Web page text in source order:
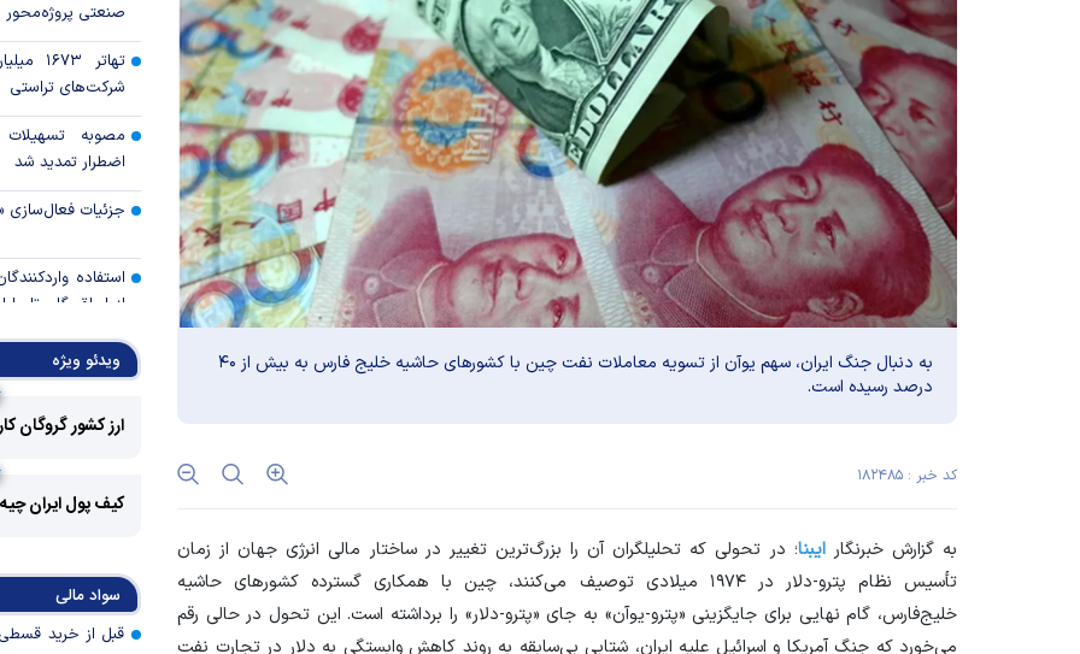
به دنبال جنگ ایران،‌ سهم یوآن از تسویه معاملات نفت چین با کشور‌های حاشیه خلیج فارس به بیش از ۴۰
درصد رسیده است.
کد خبر : ۱۸۲۴۸۵
به گزارش خبرنگارایبنا؛ در تحولی که تحلیلگران آن را بزرگ‌ترین تغییر در ساختار مالی انرژی جهان از زمان
تأسیس نظام پترو-دلار در ۱۹۷۴ میلادی توصیف می‌کنند، چین با همکاری گسترده کشور‌های حاشیه
خلیج‌فارس، گام نهایی برای جایگزینی «پترو-یوآن» به جای «پترو-دلار» را برداشته است. این تحول در حالی رقم
می‌خورد که جنگ آمریکا و اسرائیل علیه ایران، شتابی بی‌سابقه به روند کاهش وابستگی به دلار در تجارت نفت
صنعتی
تهاتر
شرکت‌های تراستی
مصوبه
اضطرار تمدید شد
جزئیات فعال‌سازی
استفاده
رالی وال‌استریت،
جهان با
پروژه‌ها در اولویت
اولویت‌های
اقتصاد جنگی
ویدئو ویژه
ارز کشور گروگان
کیف پول ایران
سواد مالی